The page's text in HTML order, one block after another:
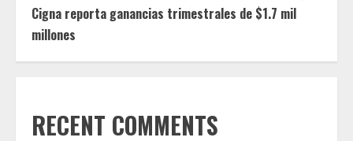
Cigna reporta ganancias trimestrales de $1.7 mil
millones
RECENT COMMENTS